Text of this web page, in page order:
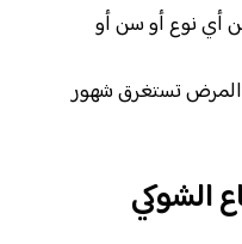
أي نوع أو سن أو
تستغرق شهور
الشوكي